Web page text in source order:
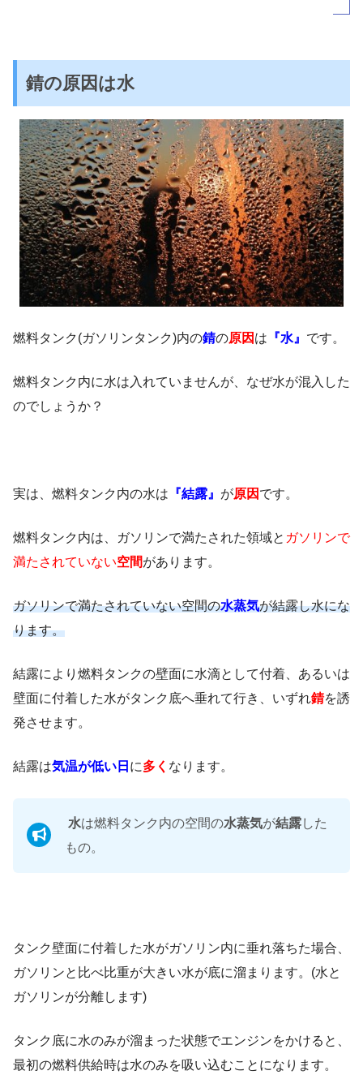
錆の原因は水
燃料タンク(ガソリンタンク)内の錆の原因 は 『水』 です。
燃料タンク内に水は入れていませんが、なぜ水が混入した
のでしょうか？
実は、燃料タンク内の水は 『結露』 が原因 です。
燃料タンク内は、ガソリンで満たされた領域と ガソリンで
満たされていない空間があります。
ガソリンで満たされていない空間の水蒸気が結露し水にな
ります。
結露により燃料タンクの壁面に水滴として付着、あるいは
壁面に付着した水がタンク底へ垂れて行き、いずれ錆を誘
発させます。
結露は気温が低い日 に多く なります。
水は燃料タンク内の空間の水蒸気が結露した
もの。
タンク壁面に付着した水がガソリン内に垂れ落ちた場合、
ガソリンと比べ比重が大きい水が底に溜まります。(水と
ガソリンが分離します)
タンク底に水のみが溜まった状態でエンジンをかけると、
最初の燃料供給時は水のみを吸い込むことになります。